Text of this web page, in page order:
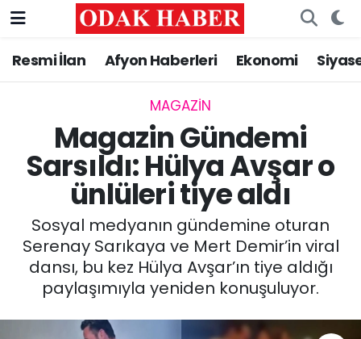
Resmi İlan Afyon Haberleri Ekonomi
MAGAZİN
Magazin Gündemi
Sarsıldı: Hülya Avşar o
ünlüleri tiye aldı
Sosyal medyanın gündemine oturan
Serenay Sarıkaya ve Mert Demir’in viral
dansı, bu kez Hülya Avşar’ın tiye aldığı
paylaşımıyla yeniden konuşuluyor.
AFYONKARAHİSAR HABERLERİ
ASAYİŞ
GÜNCEL
SİYASET
EĞİTİM
Nöbetçi Eczaneler
Trafik Durumu
Süper Lig Puan Durumu ve Fikstür
Tüm Manşetler
Son Dakika Haberleri